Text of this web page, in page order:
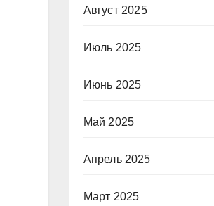
Август 2025
Июль 2025
Июнь 2025
Май 2025
Апрель 2025
Март 2025